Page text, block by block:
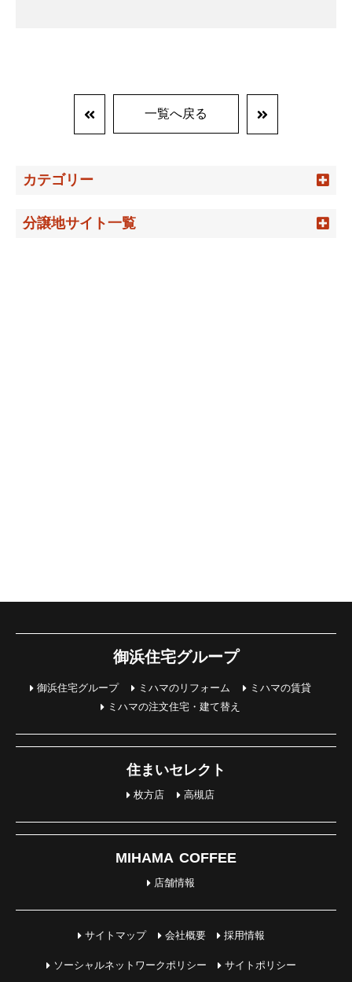
一覧へ戻る
カテゴリー
分譲地サイト一覧
御浜住宅グループ
御浜住宅グループ ミハマのリフォーム
ミハマの賃貸
ミハマの注文住宅・建て替え
住まいセレクト
枚方店 高槻店
MIHAMA COFFEE
店舗情報
サイトマップ 会社概要 採用情報
ソーシャルネットワークポリシー サイトポリシー